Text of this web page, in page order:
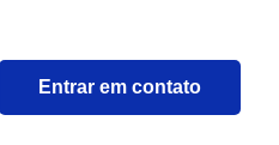
Entrar em contato